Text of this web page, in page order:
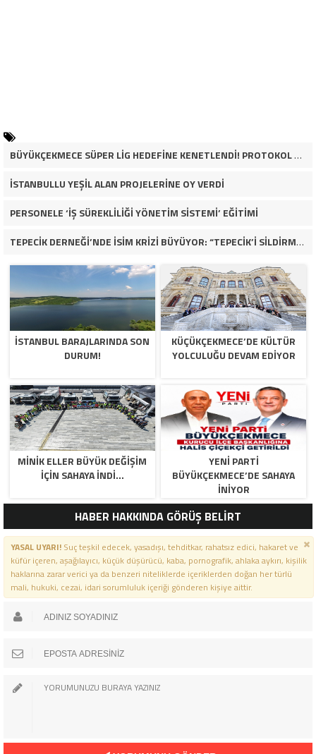
BÜYÜKÇEKMECE SÜPER LİG HEDEFİNE KENETLENDİ! PROTOKOL VE İŞ DÜNYASINDAN BASKETBOL TAKIMINA TAM DESTEK…
İSTANBULLU YEŞİL ALAN PROJELERİNE OY VERDİ
PERSONELE ‘İŞ SÜREKLİLİĞİ YÖNETİM SİSTEMİ’ EĞİTİMİ
TEPECİK DERNEĞİ’NDE İSİM KRİZİ BÜYÜYOR: “TEPECİK’İ SİLDİRMEYECEĞİZ”
İSTANBUL BARAJLARINDA SON
DURUM!
KÜÇÜKÇEKMECE’DE KÜLTÜR
YOLCULUĞU DEVAM EDİYOR
MİNİK ELLER BÜYÜK DEĞİŞİM
İÇİN SAHAYA İNDİ…
YENİ PARTİ
BÜYÜKÇEKMECE’DE SAHAYA
İNİYOR
HABER HAKKINDA GÖRÜŞ BELİRT
YASAL UYARI!Suç teşkil edecek, yasadışı, tehditkar, rahatsız edici, hakaret ve
küfür içeren, aşağılayıcı, küçük düşürücü, kaba, pornografik, ahlaka aykırı, kişilik
haklarına zarar verici ya da benzeri niteliklerde içeriklerden doğan her türlü
mali, hukuki, cezai, idari sorumluluk içeriği gönderen kişiye aittir.